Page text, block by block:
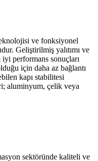
ve fonksiyonel
Geliştirilmiş yalıtımı ve
iyi performans sonuçları
için daha az bağlantı
kapı stabilitesi
aluminyum, çelik veya
sektöründe kaliteli ve